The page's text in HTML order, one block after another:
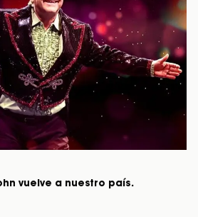
vuelve a nuestro país.